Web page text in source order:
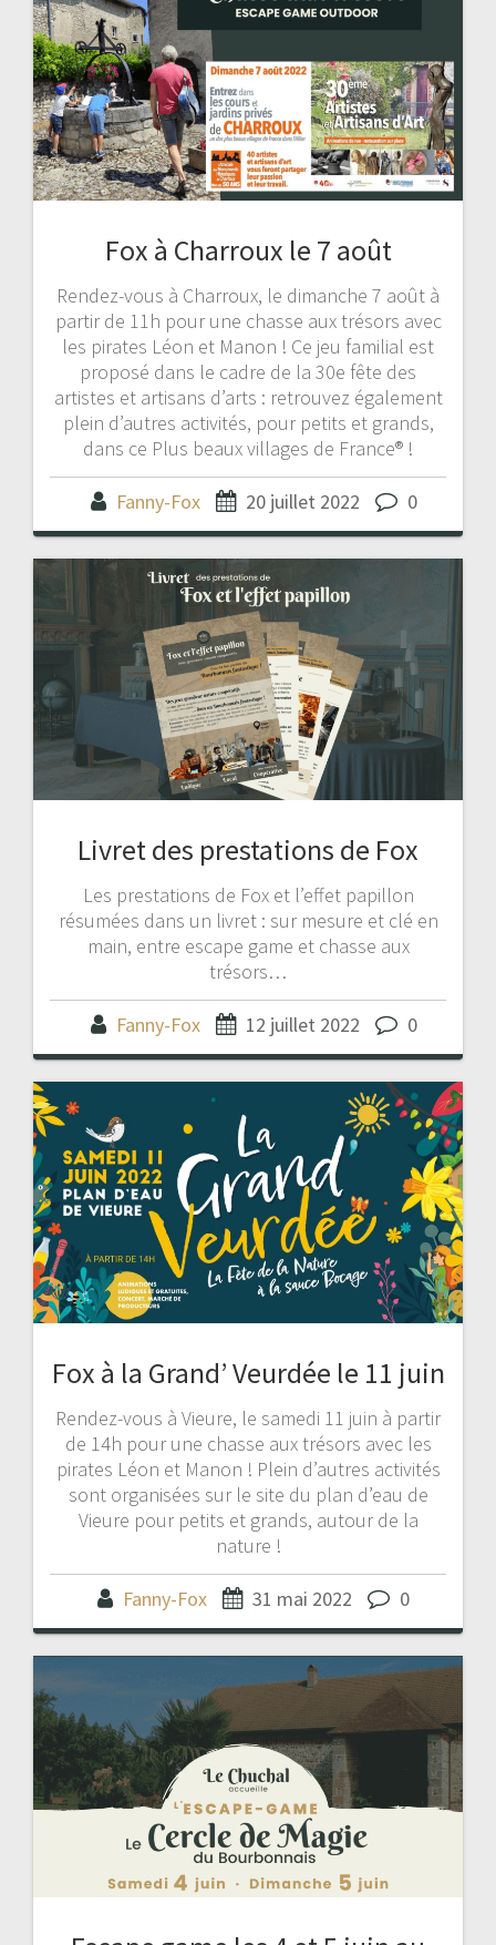
Fox à Charroux le 7 août
Rendez-vous à Charroux, le dimanche 7 août à
partir de 11h pour une chasse aux trésors avec
les pirates Léon et Manon ! Ce jeu familial est
proposé dans le cadre de la 30e fête des
artistes et artisans d’arts : retrouvez également
plein d’autres activités, pour petits et grands,
dans ce Plus beaux villages de France® !
Fanny-Fox 20 juillet 2022 0
Livret des prestations de Fox
Les prestations de Fox et l’effet papillon
résumées dans un livret : sur mesure et clé en
main, entre escape game et chasse aux
trésors…
Fanny-Fox 12 juillet 2022 0
Fox à la Grand’ Veurdée le 11 juin
Rendez-vous à Vieure, le samedi 11 juin à partir
de 14h pour une chasse aux trésors avec les
pirates Léon et Manon ! Plein d’autres activités
sont organisées sur le site du plan d’eau de
Vieure pour petits et grands, autour de la
nature !
Fanny-Fox 31 mai 2022 0